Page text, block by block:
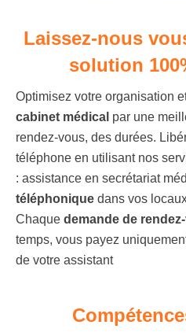
Laissez-nous
solution
Optimisez votre organisation
cabinet médical par une
rendez-vous, des durées.
téléphone en utilisant nos
: assistance en secrétariat
téléphonique dans vos
Chaque demande de
temps, vous payez
de votre assistant